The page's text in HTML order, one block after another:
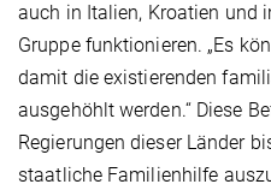
auch in Italien, Kroatien und
Gruppe funktionieren. „Es
damit die existierenden
ausgehöhlt werden.“ Diese
Regierungen dieser Länder
staatliche Familienhilfe